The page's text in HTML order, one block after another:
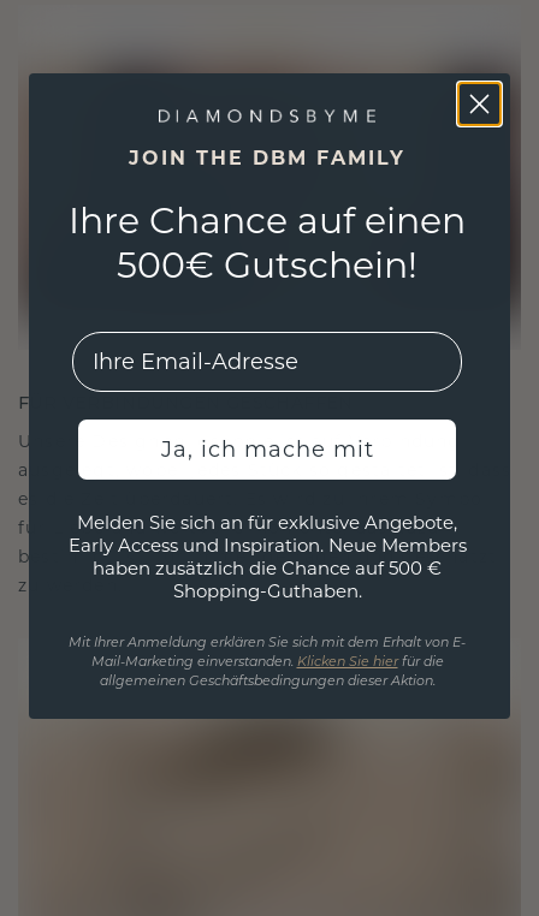
FÜR VERBINDUNGEN GESCHAFFEN
Unsere Designphilosophie ist auf Verbindung
ausgelegt, wobei jedes Stück so gestaltet ist, dass
es die Zeit überdauert. Es wird zu Ihrem Symbol
für Liebe und wertvolle Momente, das dazu
bestimmt ist, für immer getragen und geschätzt
zu werden.
JOIN THE DBM FAMILY
Ihre Chance auf einen
500€ Gutschein!
EMail
Ja, ich mache mit
Melden Sie sich an für exklusive Angebote,
Early Access und Inspiration. Neue Members
haben zusätzlich die Chance auf 500 €
Shopping-Guthaben.
Mit Ihrer Anmeldung erklären Sie sich mit dem Erhalt von E-
Mail-Marketing einverstanden. Klicken Sie hierfür die
allgemeinen Geschäftsbedingungen dieser Aktion.